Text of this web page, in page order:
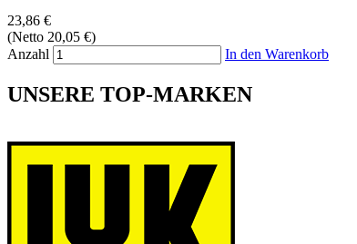
23,86 €
(Netto 20,05 €)
Anzahl
In den Warenkorb
UNSERE TOP-MARKEN